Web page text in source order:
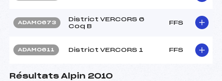
ADAM0673
District VERCORS 6
Coq B
FFS
ADAM0611 District VERCORS 1 FFS
Résultats Alpin 2010